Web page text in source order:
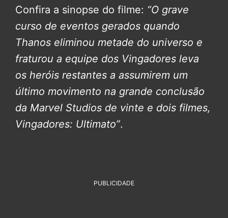
Confira a sinopse do filme: “O grave
curso de eventos gerados quando
Thanos eliminou metade do universo e
fraturou a equipe dos Vingadores leva
os heróis restantes a assumirem um
último movimento na grande conclusão
da Marvel Studios de vinte e dois filmes,
Vingadores: Ultimato”.
PUBLICIDADE